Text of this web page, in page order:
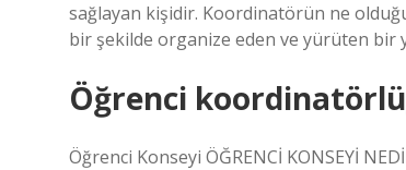
sağlayan kişidir. Koordinatörün ne
bir şekilde organize eden ve yürüten bir
Öğrenci
Öğrenci Konseyi ÖĞRENCİ KONSEYİ